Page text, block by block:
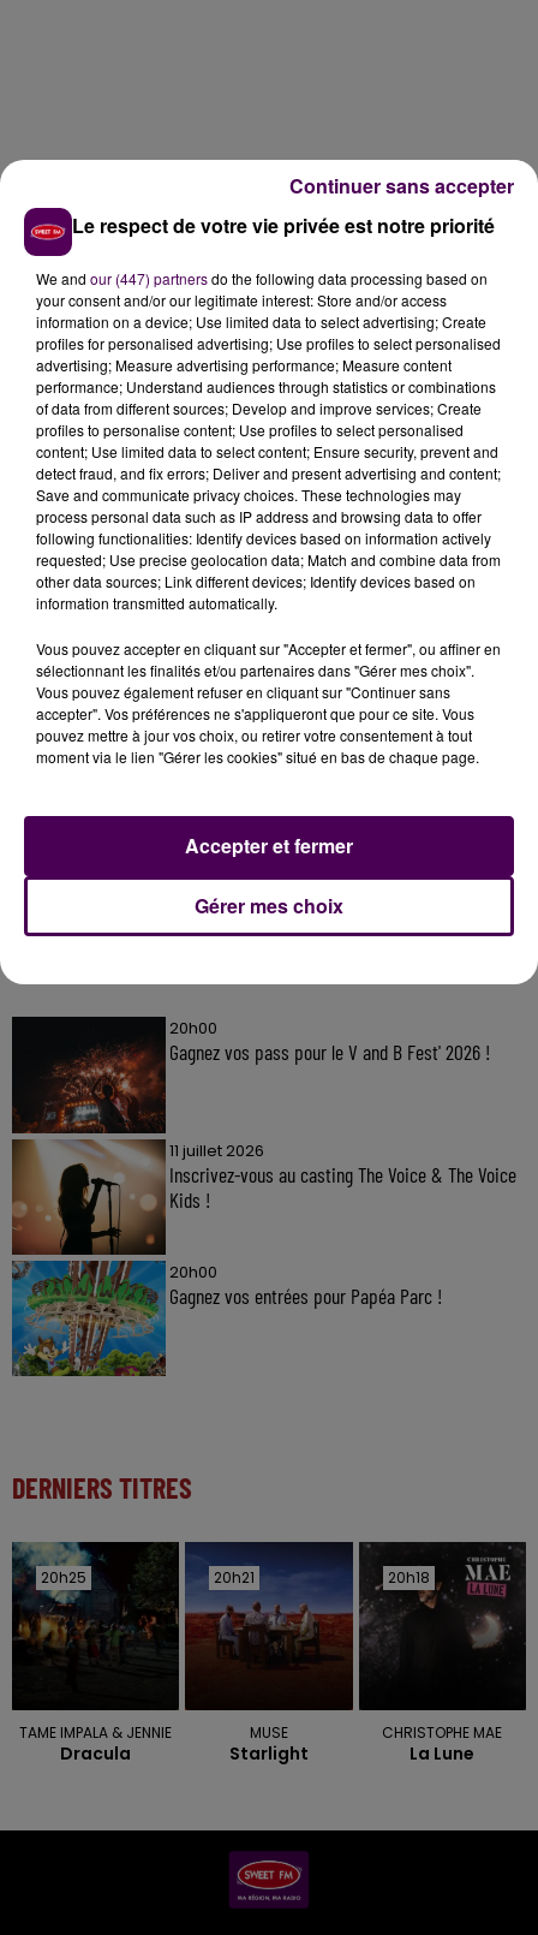
#CeSoirCestPalmashow
Pour la première fois sur@TF1le@palmashow
propose une soirée exceptionnelle !
Entourés d'invités d'exception, David Marsais &
Gégroire Ludig vous donnent RDV pour une soirée
inédite de parodies, clips et fausses pubs !
Vendredi 15 février à 21h00 !
— TF1 Pro (@TF1Pro)22 janvier 2019
20h00
Gagnez vos pass pour le V and B Fest' 2026 !
11 juillet 2026
Inscrivez-vous au casting The Voice & The Voice
Kids !
20h00
Gagnez vos entrées pour Papéa Parc !
DERNIERS TITRES
20h25
20h25
TAME IMPALA & JENNIE
Dracula
20h21
20h21
MUSE
Starlight
20h18
20h18
CHRISTOPHE MAE
La Lune
Le respect de votre vie privée est notre priorité
We and our (447) partnersdo the following data processing based on
your consent and/or our legitimate interest: Store and/or access
information on a device; Use limited data to select advertising; Create
profiles for personalised advertising; Use profiles to select personalised
advertising; Measure advertising performance; Measure content
performance; Understand audiences through statistics or combinations
of data from different sources; Develop and improve services; Create
profiles to personalise content; Use profiles to select personalised
content; Use limited data to select content; Ensure security, prevent and
detect fraud, and fix errors; Deliver and present advertising and content;
Save and communicate privacy choices. These technologies may
process personal data such as IP address and browsing data to offer
following functionalities: Identify devices based on information actively
requested; Use precise geolocation data; Match and combine data from
other data sources; Link different devices; Identify devices based on
information transmitted automatically.
Vous pouvez accepter en cliquant sur "Accepter et fermer", ou affiner en
sélectionnant les finalités et/ou partenaires dans "Gérer mes choix".
Vous pouvez également refuser en cliquant sur "Continuer sans
accepter". Vos préférences ne s'appliqueront que pour ce site. Vous
pouvez mettre à jour vos choix, ou retirer votre consentement à tout
moment via le lien "Gérer les cookies" situé en bas de chaque page.
Gérer mes choix
Accepter et fermer
Continuer sans accepter